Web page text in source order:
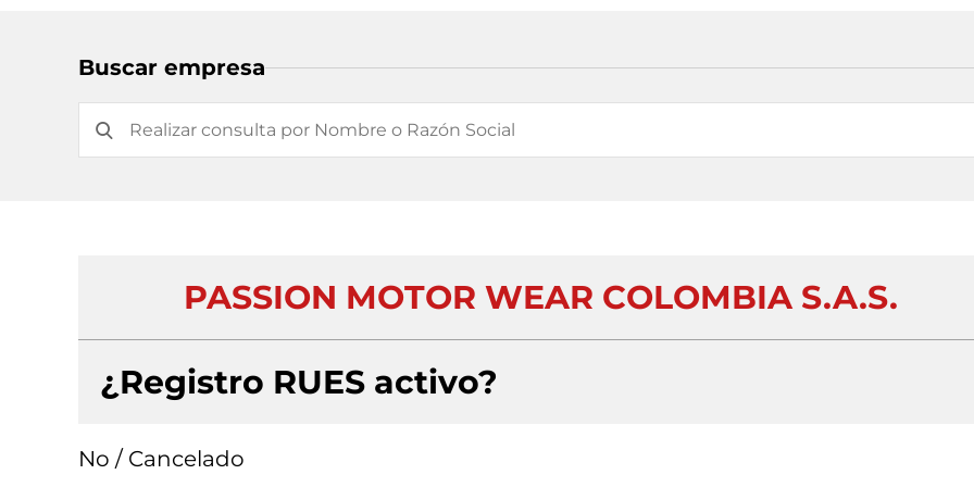
Buscar empresa
PASSION MOTOR WEAR COLOMBIA S.A.S.
¿Registro RUES activo?
No / Cancelado